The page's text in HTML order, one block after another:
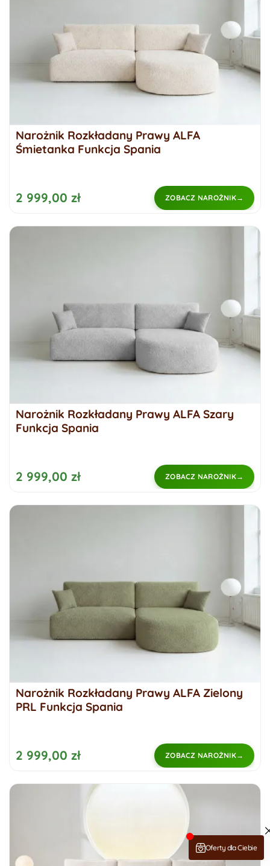
Narożnik Rozkładany Prawy ALFA
Śmietanka Funkcja Spania
2 999,00 zł ZOBACZ NAROŻNIK
Narożnik Rozkładany Prawy ALFA Szary
Funkcja Spania
2 999,00 zł ZOBACZ NAROŻNIK
Narożnik Rozkładany Prawy ALFA Zielony
PRL Funkcja Spania
2 999,00 zł ZOBACZ NAROŻNIK